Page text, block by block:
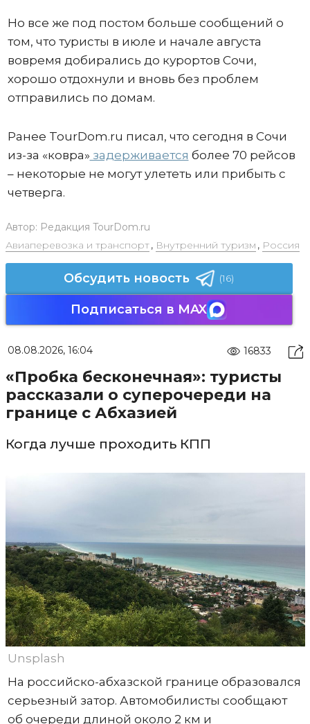
Но все же под постом больше сообщений о
том, что туристы в июле и начале августа
вовремя добирались до курортов Сочи,
хорошо отдохнули и вновь без проблем
отправились по домам.
Ранее TourDom.ru писал, что сегодня в Сочи
из-за «ковра» задерживается более 70 рейсов
– некоторые не могут улететь или прибыть с
четверга.
Автор: Редакция TourDom.ru
Авиаперевозка и транспорт, Внутренний туризм , Россия
Обсудить новость (16)
Подписаться в MAX
08.08.2026, 16:04 16833
«Пробка бесконечная»: туристы
рассказали о суперочереди на
границе с Абхазией
Когда лучше проходить КПП
Unsplash
На российско-абхазской границе образовался
серьезный затор. Автомобилисты сообщают
об очереди длиной около 2 км и